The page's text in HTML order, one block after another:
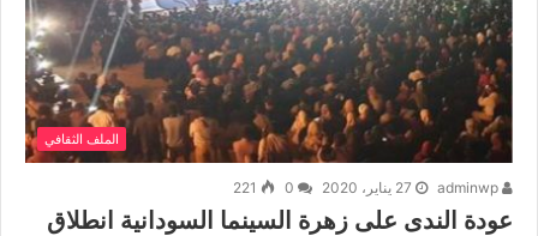
الملف الثقافي
27 يناير، 2020 221
عودة الندى على زهرة السينما السودانية انطلاق